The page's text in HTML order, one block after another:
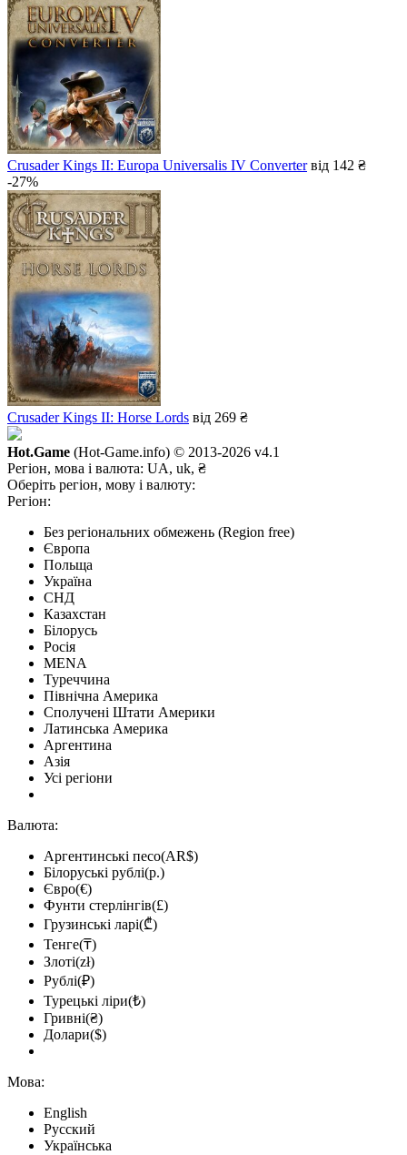
не в наявності
не в наявності
Market
не в наявності
не в наявності
Crusader Kings II: Europa Universalis IV Converterвід 142 ₴
-27%
Crusader Kings II: Horse Lords від 269 ₴
Hot.Game (Hot-Game.info) © 2013-2026 v4.1
Регіон, мова і валюта: UA, uk, ₴
Оберіть регіон, мову і валюту:
Регіон:
Без регіональних обмежень (Region free)
Європа
Польща
Україна
СНД
Казахстан
Білорусь
Росія
MENA
Туреччина
Північна Америка
Сполучені Штати Америки
Латинська Америка
Аргентина
Азія
Усі регіони
Валюта:
Аргентинські песо(AR$)
Білоруські рублі(р.)
Євро(€)
Фунти стерлінгів(£)
Грузинські ларі(₾)
Тенге(₸)
Злоті(zł)
Рублі(₽)
Турецькі ліри(₺)
Гривні(₴)
Долари($)
Мова:
English
Русский
Українська